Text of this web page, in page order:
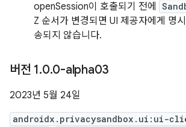
openSession이 호출되기 전에
Z 순서가 변경되면 UI 제공자에게 명
송되지 않습니다.
버전 1.0.0-alpha03
2023년 5월 24일
androidx.privacysandbox.ui:ui-